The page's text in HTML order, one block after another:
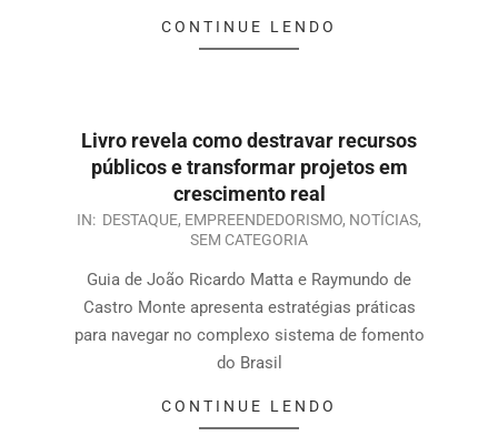
CONTINUE LENDO
Livro revela como destravar recursos
públicos e transformar projetos em
crescimento real
IN: DESTAQUE, EMPREENDEDORISMO, NOTÍCIAS,
SEM CATEGORIA
Guia de João Ricardo Matta e Raymundo de
Castro Monte apresenta estratégias práticas
para navegar no complexo sistema de fomento
do Brasil
CONTINUE LENDO